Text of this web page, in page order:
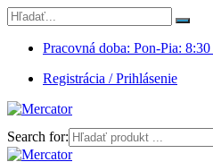
Pracovná doba: Pon-Pia:
Registrácia / Prihlásenie
Search for: